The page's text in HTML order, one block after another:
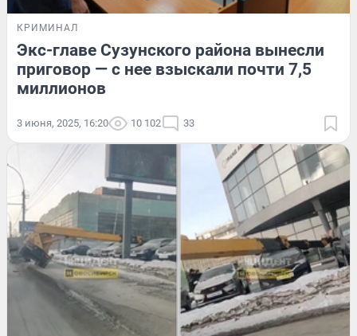
КРИМИНАЛ
Экс-главе Сузунского района вынесли
приговор — с нее взыскали почти 7,5
миллионов
3 июня, 2025, 16:20 10 102 33